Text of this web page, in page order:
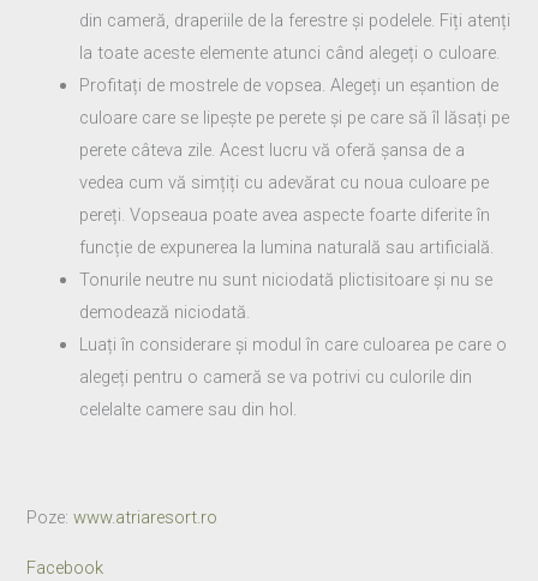
din cameră, draperiile de la ferestre și podelele. Fiți atenți
la toate aceste elemente atunci când alegeți o culoare.
Profitați de mostrele de vopsea. Alegeți un eșantion de
culoare care se lipește pe perete și pe care să îl lăsați pe
perete câteva zile. Acest lucru vă oferă șansa de a
vedea cum vă simțiți cu adevărat cu noua culoare pe
pereți. Vopseaua poate avea aspecte foarte diferite în
funcție de expunerea la lumina naturală sau artificială.
Tonurile neutre nu sunt niciodată plictisitoare și nu se
demodează niciodată.
Luați în considerare și modul în care culoarea pe care o
alegeți pentru o cameră se va potrivi cu culorile din
celelalte camere sau din hol.
Poze:www.atriaresort.ro
Facebook